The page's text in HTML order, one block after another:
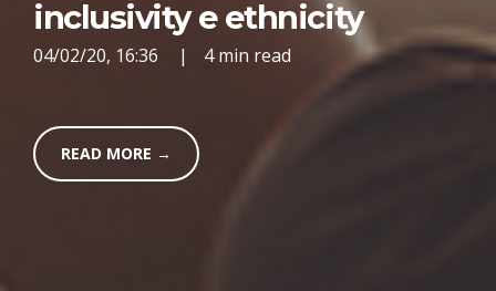
inclusivity e ethnicity
04/02/20, 16:36 | 4 min read
READ MORE →